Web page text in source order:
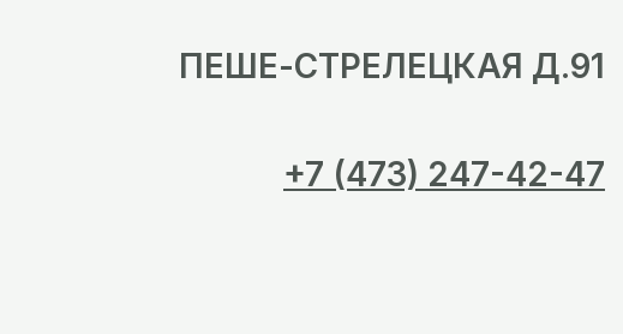
ПЕШЕ-СТРЕЛЕЦКАЯ Д.91
+7 (473) 247-42-47